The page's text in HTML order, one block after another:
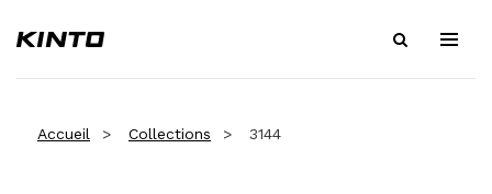
Accueil Collections 3144